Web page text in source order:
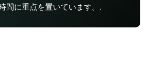
間に重点を置いています。.